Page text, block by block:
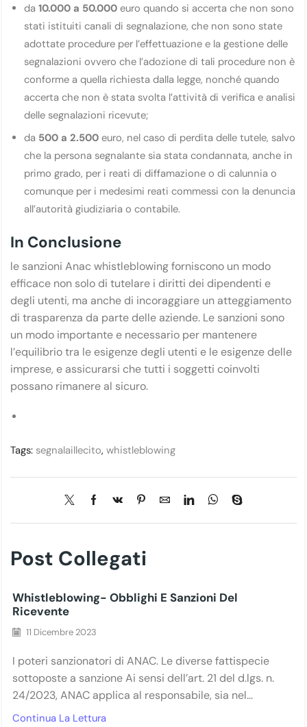
da 10.000 a 50.000 euro quando si accerta che non sono
stati istituiti canali di segnalazione, che non sono state
adottate procedure per l’effettuazione e la gestione delle
segnalazioni ovvero che l’adozione di tali procedure non è
conforme a quella richiesta dalla legge, nonché quando
accerta che non è stata svolta l’attività di verifica e analisi
delle segnalazioni ricevute;
da 500 a 2.500 euro, nel caso di perdita delle tutele, salvo
che la persona segnalante sia stata condannata, anche in
primo grado, per i reati di diffamazione o di calunnia o
comunque per i medesimi reati commessi con la denuncia
all’autorità giudiziaria o contabile.
In Conclusione
le sanzioni Anac whistleblowing forniscono un modo
efficace non solo di tutelare i diritti dei dipendenti e
degli utenti, ma anche di incoraggiare un atteggiamento
di trasparenza da parte delle aziende. Le sanzioni sono
un modo importante e necessario per mantenere
l’equilibrio tra le esigenze degli utenti e le esigenze delle
imprese, e assicurarsi che tutti i soggetti coinvolti
possano rimanere al sicuro.
Tags: segnalaillecito, whistleblowing
Post Collegati
Whistleblowing- Obblighi E Sanzioni Del
Ricevente
11 Dicembre 2023
I poteri sanzionatori di ANAC. Le diverse fattispecie
sottoposte a sanzione Ai sensi dell’art. 21 del d.lgs. n.
24/2023, ANAC applica al responsabile, sia nel...
Continua La Lettura